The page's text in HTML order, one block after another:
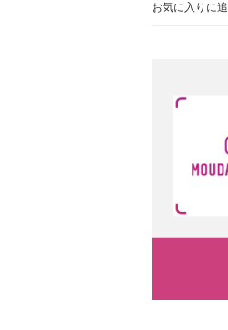
お気に入りに